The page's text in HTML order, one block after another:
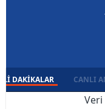
DAKIKALAR CANLI
Veri